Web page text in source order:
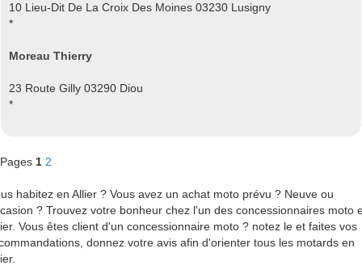
10 Lieu-Dit De La Croix Des Moines 03230 Lusigny
*
Moreau Thierry
23 Route Gilly 03290 Diou
*
Pages 1 2
habitez en Allier ? Vous avez un achat moto prévu ? Neuve ou
? Trouvez votre bonheur chez l'un des concessionnaires moto
Vous êtes client d'un concessionnaire moto ? notez le et faites vos
donnez votre avis afin d'orienter tous les motards en